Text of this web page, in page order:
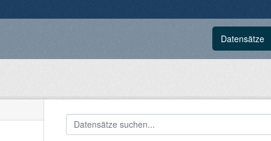
Datensätze